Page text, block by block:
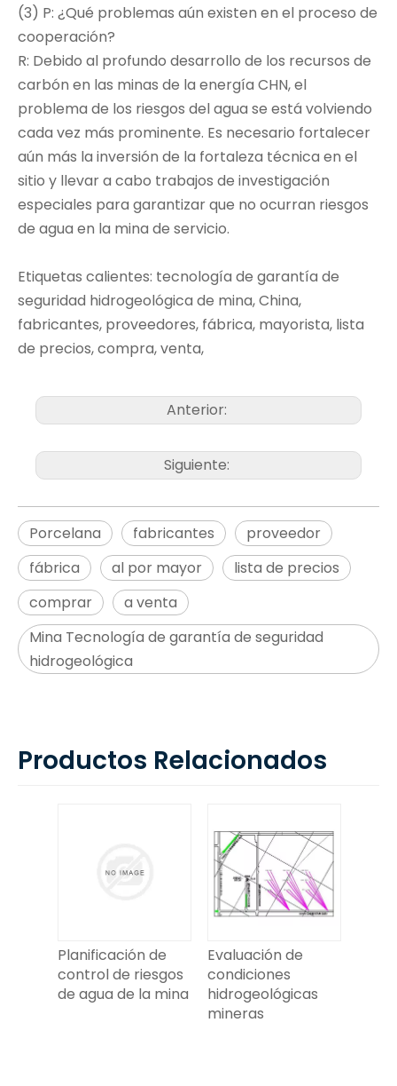
(3) P: ¿Qué problemas aún existen en el proceso de
cooperación?
R: Debido al profundo desarrollo de los recursos de
carbón en las minas de la energía CHN, el
problema de los riesgos del agua se está volviendo
cada vez más prominente. Es necesario fortalecer
aún más la inversión de la fortaleza técnica en el
sitio y llevar a cabo trabajos de investigación
especiales para garantizar que no ocurran riesgos
de agua en la mina de servicio.
Etiquetas calientes: tecnología de garantía de
seguridad hidrogeológica de mina, China,
fabricantes, proveedores, fábrica, mayorista, lista
de precios, compra, venta,
Anterior:
Siguiente:
Porcelana fabricantes
proveedor
fábrica
al por mayor
lista de precios
comprar
a venta
Mina Tecnología de garantía de seguridad
hidrogeológica
Productos Relacionados
Planificación de
control de riesgos
de agua de la mina
Evaluación de
condiciones
hidrogeológicas
mineras